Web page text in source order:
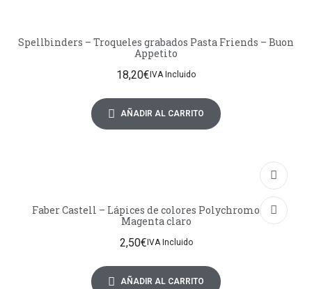
Spellbinders – Troqueles grabados Pasta Friends – Buon
Appetito
18,20€ IVA Incluido
AÑADIR AL CARRITO
Faber Castell – Lápices de colores Polychromos 119
Magenta claro
2,50€ IVA Incluido
AÑADIR AL CARRITO